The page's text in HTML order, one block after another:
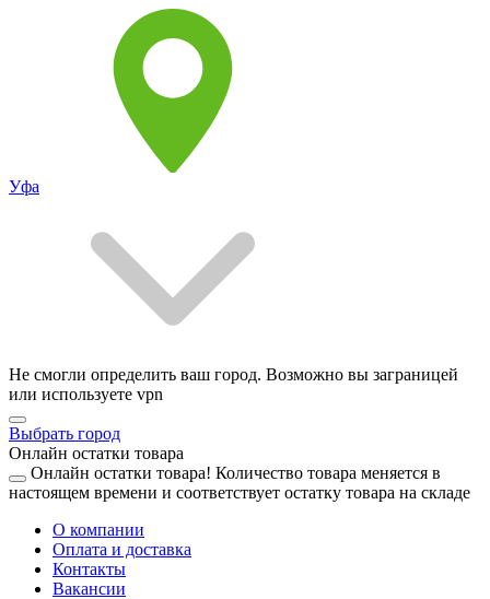
Уфа
Не смогли определить ваш город. Возможно вы заграницей
или используете vpn
Выбрать город
Онлайн остатки товара
Онлайн остатки товара! Количество товара меняется в
настоящем времени и соответствует остатку товара на складе
О компании
Оплата и доставка
Контакты
Вакансии